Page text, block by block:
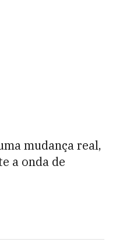
mudança real,
a onda de